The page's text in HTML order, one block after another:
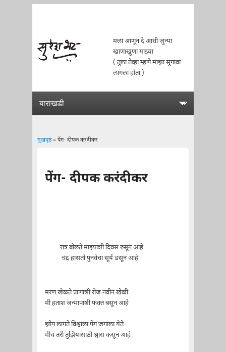
मला आणून दे आधी जुन्या
खाणाखुणा माझ्या
( तुला तेव्हा म्हणे माझा सुगावा
लागला होता )
मुखपृष्ठ» पेंग- दीपक करंदीकर
पेंग- दीपक करंदीकर
रात्र बोलते माझ्याशी दिवस रुसून आहे
चंद्र हासतो पुनवेचा सूर्य डसून आहे
मरण खेळते प्राणाशी रोज नवीन खेळी
मी हताश जन्मापाशी फक्त बसून आहे
झोप लागते विश्वाला पेंग जगाला येते
मीच तरी तुझियासाठी श्वास कसून आहे